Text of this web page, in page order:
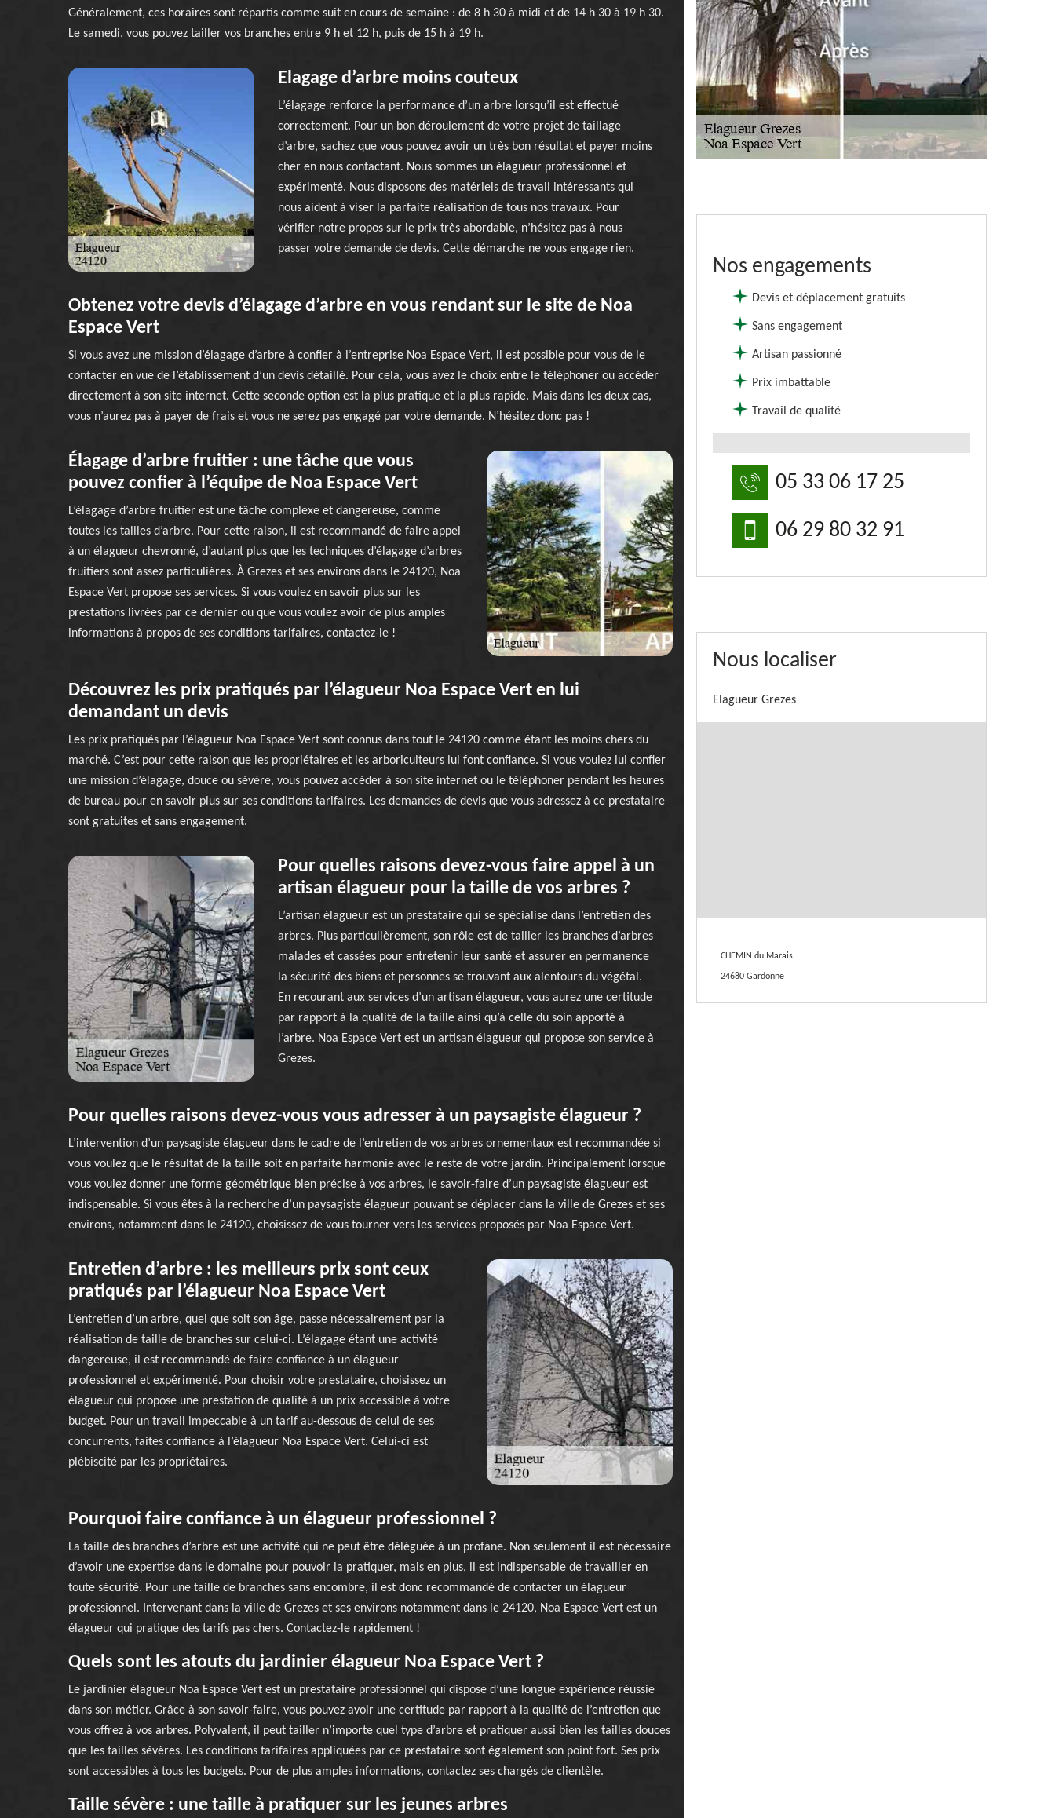
Généralement, ces horaires sont répartis comme suit en cours de semaine : de 8 h 30 à midi et de 14 h 30 à 19 h 30.
Le samedi, vous pouvez tailler vos branches entre 9 h et 12 h, puis de 15 h à 19 h.
Elagage d’arbre moins couteux
L’élagage renforce la performance d’un arbre lorsqu’il est effectué
correctement. Pour un bon déroulement de votre projet de taillage
d’arbre, sachez que vous pouvez avoir un très bon résultat et payer moins
cher en nous contactant. Nous sommes un élagueur professionnel et
expérimenté. Nous disposons des matériels de travail intéressants qui
nous aident à viser la parfaite réalisation de tous nos travaux. Pour
vérifier notre propos sur le prix très abordable, n’hésitez pas à nous
passer votre demande de devis. Cette démarche ne vous engage rien.
Obtenez votre devis d’élagage d’arbre en vous rendant sur le site de Noa
Espace Vert
Si vous avez une mission d’élagage d’arbre à confier à l’entreprise Noa Espace Vert, il est possible pour vous de le
contacter en vue de l’établissement d’un devis détaillé. Pour cela, vous avez le choix entre le téléphoner ou accéder
directement à son site internet. Cette seconde option est la plus pratique et la plus rapide. Mais dans les deux cas,
vous n’aurez pas à payer de frais et vous ne serez pas engagé par votre demande. N’hésitez donc pas !
Élagage d’arbre fruitier : une tâche que vous
pouvez confier à l’équipe de Noa Espace Vert
L’élagage d’arbre fruitier est une tâche complexe et dangereuse, comme
toutes les tailles d’arbre. Pour cette raison, il est recommandé de faire appel
à un élagueur chevronné, d’autant plus que les techniques d’élagage d’arbres
fruitiers sont assez particulières. À Grezes et ses environs dans le 24120, Noa
Espace Vert propose ses services. Si vous voulez en savoir plus sur les
prestations livrées par ce dernier ou que vous voulez avoir de plus amples
informations à propos de ses conditions tarifaires, contactez-le !
Découvrez les prix pratiqués par l’élagueur Noa Espace Vert en lui
demandant un devis
Les prix pratiqués par l’élagueur Noa Espace Vert sont connus dans tout le 24120 comme étant les moins chers du
marché. C’est pour cette raison que les propriétaires et les arboriculteurs lui font confiance. Si vous voulez lui confier
une mission d’élagage, douce ou sévère, vous pouvez accéder à son site internet ou le téléphoner pendant les heures
de bureau pour en savoir plus sur ses conditions tarifaires. Les demandes de devis que vous adressez à ce prestataire
sont gratuites et sans engagement.
Pour quelles raisons devez-vous faire appel à un
artisan élagueur pour la taille de vos arbres ?
L’artisan élagueur est un prestataire qui se spécialise dans l’entretien des
arbres. Plus particulièrement, son rôle est de tailler les branches d’arbres
malades et cassées pour entretenir leur santé et assurer en permanence
la sécurité des biens et personnes se trouvant aux alentours du végétal.
En recourant aux services d’un artisan élagueur, vous aurez une certitude
par rapport à la qualité de la taille ainsi qu’à celle du soin apporté à
l’arbre. Noa Espace Vert est un artisan élagueur qui propose son service à
Grezes.
Pour quelles raisons devez-vous vous adresser à un paysagiste élagueur ?
L’intervention d’un paysagiste élagueur dans le cadre de l’entretien de vos arbres ornementaux est recommandée si
vous voulez que le résultat de la taille soit en parfaite harmonie avec le reste de votre jardin. Principalement lorsque
vous voulez donner une forme géométrique bien précise à vos arbres, le savoir-faire d’un paysagiste élagueur est
indispensable. Si vous êtes à la recherche d’un paysagiste élagueur pouvant se déplacer dans la ville de Grezes et ses
environs, notamment dans le 24120, choisissez de vous tourner vers les services proposés par Noa Espace Vert.
Entretien d’arbre : les meilleurs prix sont ceux
pratiqués par l’élagueur Noa Espace Vert
L’entretien d’un arbre, quel que soit son âge, passe nécessairement par la
réalisation de taille de branches sur celui-ci. L’élagage étant une activité
dangereuse, il est recommandé de faire confiance à un élagueur
professionnel et expérimenté. Pour choisir votre prestataire, choisissez un
élagueur qui propose une prestation de qualité à un prix accessible à votre
budget. Pour un travail impeccable à un tarif au-dessous de celui de ses
concurrents, faites confiance à l’élagueur Noa Espace Vert. Celui-ci est
plébiscité par les propriétaires.
Pourquoi faire confiance à un élagueur professionnel ?
La taille des branches d’arbre est une activité qui ne peut être déléguée à un profane. Non seulement il est nécessaire
d’avoir une expertise dans le domaine pour pouvoir la pratiquer, mais en plus, il est indispensable de travailler en
toute sécurité. Pour une taille de branches sans encombre, il est donc recommandé de contacter un élagueur
professionnel. Intervenant dans la ville de Grezes et ses environs notamment dans le 24120, Noa Espace Vert est un
élagueur qui pratique des tarifs pas chers. Contactez-le rapidement !
Quels sont les atouts du jardinier élagueur Noa Espace Vert ?
Le jardinier élagueur Noa Espace Vert est un prestataire professionnel qui dispose d’une longue expérience réussie
dans son métier. Grâce à son savoir-faire, vous pouvez avoir une certitude par rapport à la qualité de l’entretien que
vous offrez à vos arbres. Polyvalent, il peut tailler n’importe quel type d’arbre et pratiquer aussi bien les tailles douces
que les tailles sévères. Les conditions tarifaires appliquées par ce prestataire sont également son point fort. Ses prix
sont accessibles à tous les budgets. Pour de plus amples informations, contactez ses chargés de clientèle.
Taille sévère : une taille à pratiquer sur les jeunes arbres
Nos engagements
Devis et déplacement gratuits
Sans engagement
Artisan passionné
Prix imbattable
Travail de qualité
05 33 06 17 25
06 29 80 32 91
Nous localiser
Elagueur Grezes
CHEMIN du Marais
24680 Gardonne